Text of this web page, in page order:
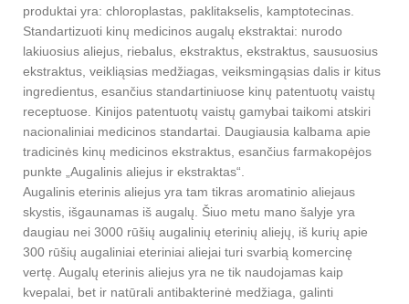
produktai yra: chloroplastas, paklitakselis, kamptotecinas.
Standartizuoti kinų medicinos augalų ekstraktai: nurodo
lakiuosius aliejus, riebalus, ekstraktus, ekstraktus, sausuosius
ekstraktus, veikliąsias medžiagas, veiksmingąsias dalis ir kitus
ingredientus, esančius standartiniuose kinų patentuotų vaistų
receptuose. Kinijos patentuotų vaistų gamybai taikomi atskiri
nacionaliniai medicinos standartai. Daugiausia kalbama apie
tradicinės kinų medicinos ekstraktus, esančius farmakopėjos
punkte „Augalinis aliejus ir ekstraktas“.
Augalinis eterinis aliejus yra tam tikras aromatinio aliejaus
skystis, išgaunamas iš augalų. Šiuo metu mano šalyje yra
daugiau nei 3000 rūšių augalinių eterinių aliejų, iš kurių apie
300 rūšių augaliniai eteriniai aliejai turi svarbią komercinę
vertę. Augalų eterinis aliejus yra ne tik naudojamas kaip
kvepalai, bet ir natūrali antibakterinė medžiaga, galinti